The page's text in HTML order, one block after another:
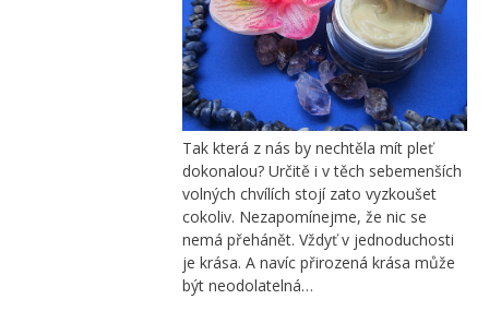
Tak která z nás by nechtěla mít pleť
dokonalou? Určitě i v těch sebemenších
volných chvílích stojí zato vyzkoušet
cokoliv. Nezapomínejme, že nic se
nemá přehánět. Vždyť v jednoduchosti
je krása. A navíc přirozená krása může
být neodolatelná…